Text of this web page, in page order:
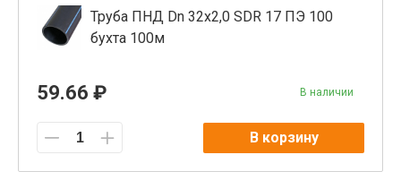
Труба ПНД Dn 32х2,0 SDR 17 ПЭ 100
бухта 100м
59.66 ₽ В наличии
В корзину